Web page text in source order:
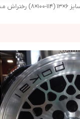
مشکی